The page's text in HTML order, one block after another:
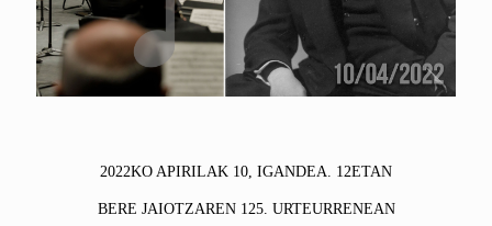
2022KO APIRILAK 10, IGANDEA. 12ETAN
BERE JAIOTZAREN 125. URTEURRENEAN